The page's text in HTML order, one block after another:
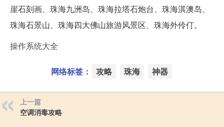
崖石刻画、珠海九洲岛、珠海拉塔石炮台、珠海淇澳岛、
珠海石景山、珠海四大佛山旅游风景区、珠海外伶仃。
操作系统大全
网络标签： 攻略 珠海 神器
上一篇
空调消毒攻略